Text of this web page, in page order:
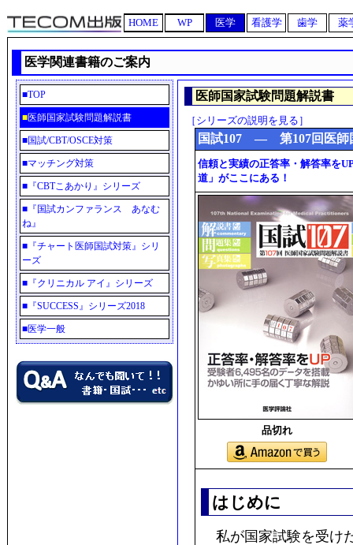
HOME WP 医学 看護学 歯学 薬
医学関連書籍のご案内
■TOP
■医師国家試験問題解説書
■国試/CBT/OSCE対策
■マッチング対策
■ 『CBTこあかり』シリーズ
■ 『国試カンファランス あなむ
ね』
■ 『チャート医師国試対策』シリ
ーズ
■ 『クリニカル アイ』シリーズ
■ 『SUCCESS』シリーズ2018
■医学一般
医師国家試験問題解説書
［シリーズの説明を見る］
国試107 ― 第107回医師
信頼と実績の正答率・解答率を
道」がここにある！
品切れ
はじめに
私が国家試験を受け